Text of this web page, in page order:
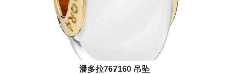
潘多拉767160 吊坠